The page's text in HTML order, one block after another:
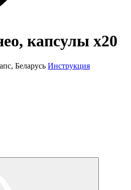
капсулы x20
Беларусь Инструкция